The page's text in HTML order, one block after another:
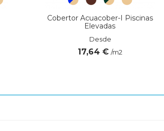
Cobertor Acuacober-I Piscinas
Elevadas
Desde
17,64 € /m2